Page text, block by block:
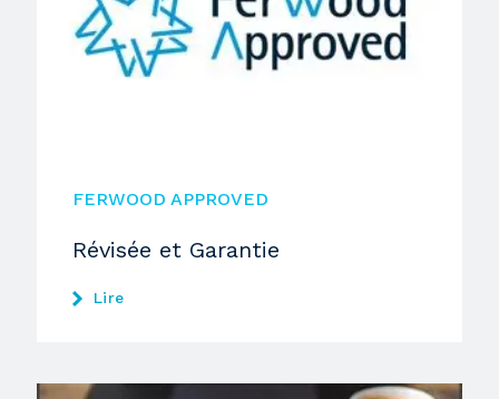
FERWOOD APPROVED
Révisée et Garantie
Lire